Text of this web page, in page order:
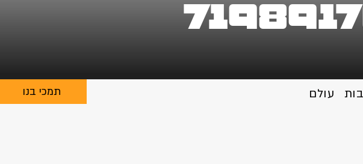
עולם תמכי בנו